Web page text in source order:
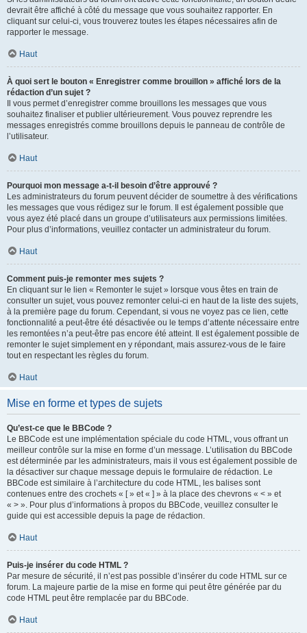
devrait être affiché à côté du message que vous souhaitez rapporter. En
cliquant sur celui-ci, vous trouverez toutes les étapes nécessaires afin de
rapporter le message.
Haut
À quoi sert le bouton « Enregistrer comme brouillon » affiché lors de la
rédaction d’un sujet ?
Il vous permet d’enregistrer comme brouillons les messages que vous
souhaitez finaliser et publier ultérieurement. Vous pouvez reprendre les
messages enregistrés comme brouillons depuis le panneau de contrôle de
l’utilisateur.
Haut
Pourquoi mon message a-t-il besoin d’être approuvé ?
Les administrateurs du forum peuvent décider de soumettre à des vérifications
les messages que vous rédigez sur le forum. Il est également possible que
vous ayez été placé dans un groupe d’utilisateurs aux permissions limitées.
Pour plus d’informations, veuillez contacter un administrateur du forum.
Haut
Comment puis-je remonter mes sujets ?
En cliquant sur le lien « Remonter le sujet » lorsque vous êtes en train de
consulter un sujet, vous pouvez remonter celui-ci en haut de la liste des sujets,
à la première page du forum. Cependant, si vous ne voyez pas ce lien, cette
fonctionnalité a peut-être été désactivée ou le temps d’attente nécessaire entre
les remontées n’a peut-être pas encore été atteint. Il est également possible de
remonter le sujet simplement en y répondant, mais assurez-vous de le faire
tout en respectant les règles du forum.
Haut
Mise en forme et types de sujets
Qu’est-ce que le BBCode ?
Le BBCode est une implémentation spéciale du code HTML, vous offrant un
meilleur contrôle sur la mise en forme d’un message. L’utilisation du BBCode
est déterminée par les administrateurs, mais il vous est également possible de
la désactiver sur chaque message depuis le formulaire de rédaction. Le
BBCode est similaire à l’architecture du code HTML, les balises sont
contenues entre des crochets « [ » et « ] » à la place des chevrons « < » et
« > ». Pour plus d’informations à propos du BBCode, veuillez consulter le
guide qui est accessible depuis la page de rédaction.
Haut
Puis-je insérer du code HTML ?
Par mesure de sécurité, il n’est pas possible d’insérer du code HTML sur ce
forum. La majeure partie de la mise en forme qui peut être générée par du
code HTML peut être remplacée par du BBCode.
Haut